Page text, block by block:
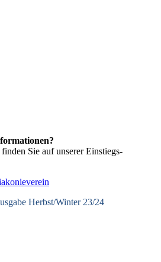
Sie auf unserer Einstiegs-
Herbst/Winter 23/24